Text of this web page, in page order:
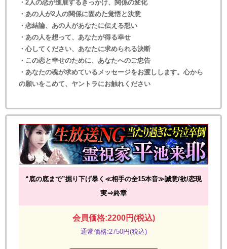
・2人の恋が進展するきっかけ、関係の変化
・あの人が2人の関係に固めた覚悟と決意
・恋結論、あの人があなたに伝える想い
・あの人を想って、あなたが得る幸せ
・心してください、あなたに求められる決断
・この恋と幸せのために、あなたへのご忠告
・あなたの魂が求めているメッセージをお渡しします。心から
の願いをこめて、ヤントラにお触れください
“底の底まで”掘り下げ暴く≪相手の全15本音≫誠意/欲/恋現
実⇒終章
会員価格:2200円(税込)
通常価格:2750円(税込)